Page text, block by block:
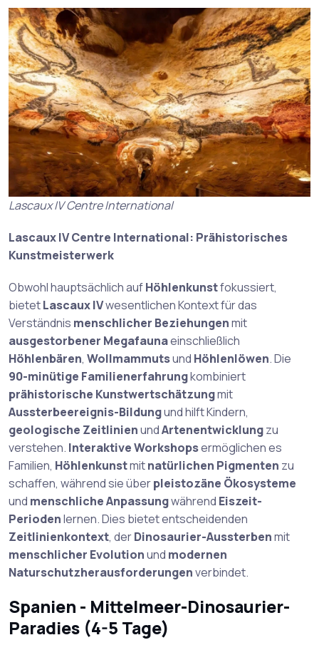
Lascaux IV Centre International
Lascaux IV Centre International: Prähistorisches
Kunstmeisterwerk
Obwohl hauptsächlich aufHöhlenkunstfokussiert,
bietetLascaux IVwesentlichen Kontext für das
Verständnis menschlicher Beziehungenmit
ausgestorbener Megafaunaeinschließlich
Höhlenbären, Wollmammutsund Höhlenlöwen. Die
90-minütige Familienerfahrungkombiniert
prähistorische Kunstwertschätzungmit
Aussterbeereignis-Bildungund hilft Kindern,
geologische ZeitlinienundArtenentwicklungzu
verstehen. Interaktive Workshopsermöglichen es
Familien, Höhlenkunstmitnatürlichen Pigmenten zu
schaffen, während sie überpleistozäne Ökosysteme
und menschliche Anpassungwährend Eiszeit-
Periodenlernen. Dies bietet entscheidenden
Zeitlinienkontext, derDinosaurier-Aussterbenmit
menschlicher Evolutionund modernen
Naturschutzherausforderungenverbindet.
Spanien - Mittelmeer-Dinosaurier-
Paradies (4-5 Tage)